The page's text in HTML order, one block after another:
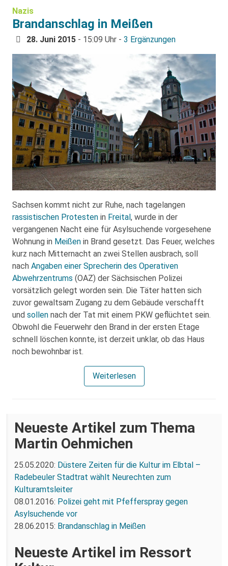
Nazis
Brandanschlag in Meißen
28. Juni 2015 - 15:09 Uhr - 3 Ergänzungen
Sachsen kommt nicht zur Ruhe, nach tagelangen
rassistischen Protesten in Freital, wurde in der
vergangenen Nacht eine für Asylsuchende vorgesehene
Wohnung in Meißen in Brand gesetzt. Das Feuer, welches
kurz nach Mitternacht an zwei Stellen ausbrach, soll
nach Angaben einer Sprecherin des Operativen
Abwehrzentrums (OAZ) der Sächsischen Polizei
vorsätzlich gelegt worden sein. Die Täter hatten sich
zuvor gewaltsam Zugang zu dem Gebäude verschafft
und sollen nach der Tat mit einem PKW geflüchtet sein.
Obwohl die Feuerwehr den Brand in der ersten Etage
schnell löschen konnte, ist derzeit unklar, ob das Haus
noch bewohnbar ist.
Weiterlesen
Neueste Artikel zum Thema
Martin Oehmichen
25.05.2020: Düstere Zeiten für die Kultur im Elbtal –
Radebeuler Stadtrat wählt Neurechten zum
Kulturamtsleiter
08.01.2016: Polizei geht mit Pfefferspray gegen
Asylsuchende vor
28.06.2015: Brandanschlag in Meißen
Neueste Artikel im Ressort